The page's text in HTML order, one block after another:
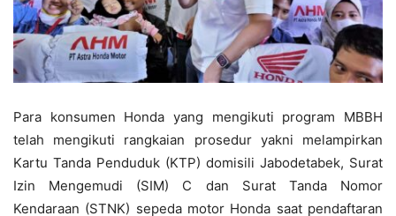
Para konsumen Honda yang mengikuti program MBBH
telah mengikuti rangkaian prosedur yakni melampirkan
Kartu Tanda Penduduk (KTP) domisili Jabodetabek, Surat
Izin Mengemudi (SIM) C dan Surat Tanda Nomor
Kendaraan (STNK) sepeda motor Honda saat pendaftaran